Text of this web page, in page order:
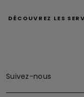
DÉCOUVREZ LES
Suivez-nous